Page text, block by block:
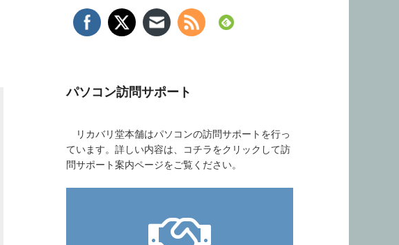
パソコン訪問サポート
リカバリ堂本舗はパソコンの訪問サポートを行っ
ています。詳しい内容は、コチラをクリックして訪
問サポート案内ページをご覧ください。